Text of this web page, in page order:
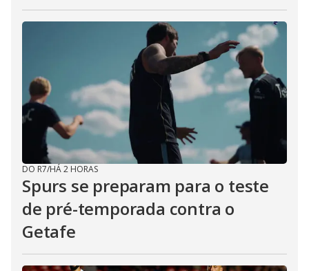
DO R7/HÁ 2 HORAS
Spurs se preparam para o teste
de pré-temporada contra o
Getafe